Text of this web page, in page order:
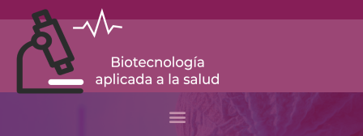
contenido